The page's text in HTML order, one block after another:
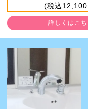
(税込12,100
詳しくはこち